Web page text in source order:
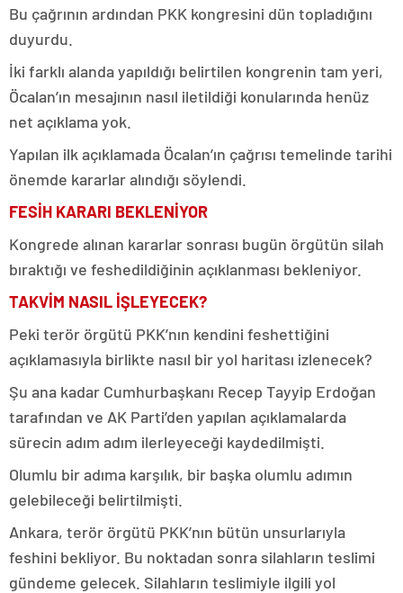
Bu çağrının ardından PKK kongresini dün topladığını
duyurdu.
İki farklı alanda yapıldığı belirtilen kongrenin tam yeri,
Öcalan’ın mesajının nasıl iletildiği konularında henüz
net açıklama yok.
Yapılan ilk açıklamada Öcalan’ın çağrısı temelinde tarihi
önemde kararlar alındığı söylendi.
FESİH KARARI BEKLENİYOR
Kongrede alınan kararlar sonrası bugün örgütün silah
bıraktığı ve feshedildiğinin açıklanması bekleniyor.
TAKVİM NASIL İŞLEYECEK?
Peki terör örgütü PKK’nın kendini feshettiğini
açıklamasıyla birlikte nasıl bir yol haritası izlenecek?
Şu ana kadar Cumhurbaşkanı Recep Tayyip Erdoğan
tarafından ve AK Parti’den yapılan açıklamalarda
sürecin adım adım ilerleyeceği kaydedilmişti.
Olumlu bir adıma karşılık, bir başka olumlu adımın
gelebileceği belirtilmişti.
Ankara, terör örgütü PKK’nın bütün unsurlarıyla
feshini bekliyor. Bu noktadan sonra silahların teslimi
gündeme gelecek. Silahların teslimiyle ilgili yol